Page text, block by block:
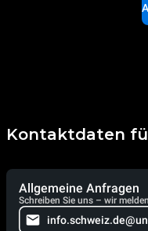
Kontaktdaten
Allgemeine Anfragen
Schreiben Sie uns – wir